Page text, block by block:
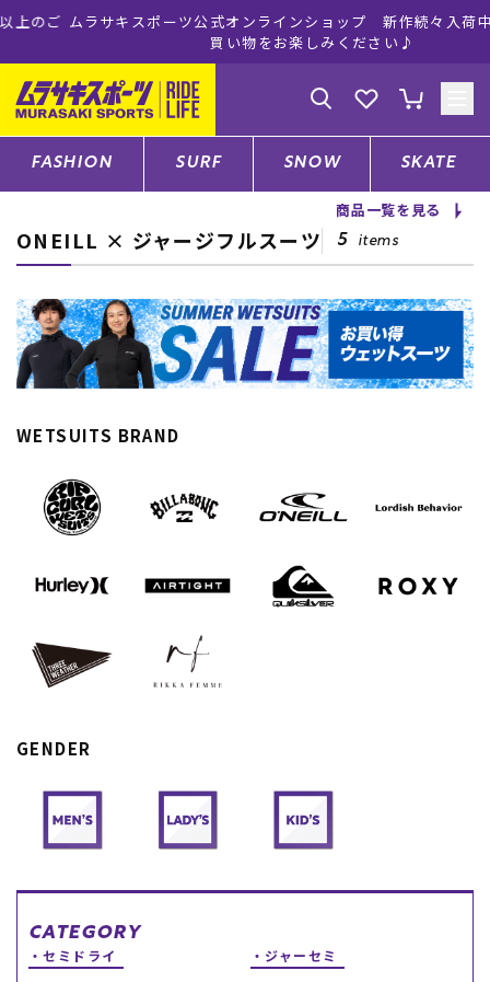
ムラサキスポーツ公式オンラインショップ 新作続々入荷中！是非お
買い物をお楽しみください♪
ゲスト様
ログイン 会員登録
店舗一覧
CATEGORY
スノーTOP
スケートTOP
ブランド一覧
RIDE LIFE MAGAZINE一
スタッフスナップ
中古/アウトレット サー
中古/アウトレット スノ
店頭受取サービス
アフターサポート
下取り保証について
店舗一覧
FASHION SURF SNOW SKATE
商品一覧を見る
ONEILL × ジャージフルスーツ 5 items
WETSUITS BRAND
GENDER
CATEGORY
セミドライ
ジャーセミ